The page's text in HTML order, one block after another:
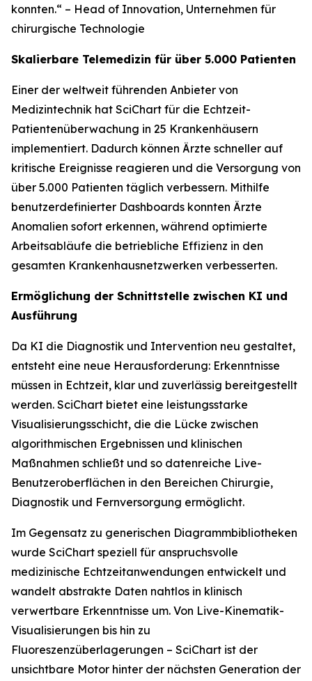
konnten.“ – Head of Innovation, Unternehmen für
chirurgische Technologie
Skalierbare Telemedizin für über 5.000 Patienten
Einer der weltweit führenden Anbieter von
Medizintechnik hat SciChart für die Echtzeit-
Patientenüberwachung in 25 Krankenhäusern
implementiert. Dadurch können Ärzte schneller auf
kritische Ereignisse reagieren und die Versorgung von
über 5.000 Patienten täglich verbessern. Mithilfe
benutzerdefinierter Dashboards konnten Ärzte
Anomalien sofort erkennen, während optimierte
Arbeitsabläufe die betriebliche Effizienz in den
gesamten Krankenhausnetzwerken verbesserten.
Ermöglichung der Schnittstelle zwischen KI und
Ausführung
Da KI die Diagnostik und Intervention neu gestaltet,
entsteht eine neue Herausforderung: Erkenntnisse
müssen in Echtzeit, klar und zuverlässig bereitgestellt
werden. SciChart bietet eine leistungsstarke
Visualisierungsschicht, die die Lücke zwischen
algorithmischen Ergebnissen und klinischen
Maßnahmen schließt und so datenreiche Live-
Benutzeroberflächen in den Bereichen Chirurgie,
Diagnostik und Fernversorgung ermöglicht.
Im Gegensatz zu generischen Diagrammbibliotheken
wurde SciChart speziell für anspruchsvolle
medizinische Echtzeitanwendungen entwickelt und
wandelt abstrakte Daten nahtlos in klinisch
verwertbare Erkenntnisse um. Von Live-Kinematik-
Visualisierungen bis hin zu
Fluoreszenzüberlagerungen – SciChart ist der
unsichtbare Motor hinter der nächsten Generation der